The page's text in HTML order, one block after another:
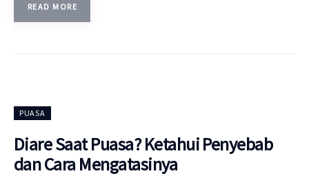
READ MORE
PUASA
Diare Saat Puasa? Ketahui Penyebab
dan Cara Mengatasinya